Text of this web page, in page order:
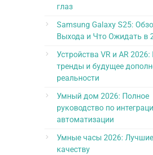
глаз
Samsung Galaxy S25:
Выхода и Что Ожидать в
Устройства VR и AR
тренды и будущее
реальности
Умный дом 2026: Полное
руководство по
автоматизации
Умные часы 2026: Лучшие
качеству